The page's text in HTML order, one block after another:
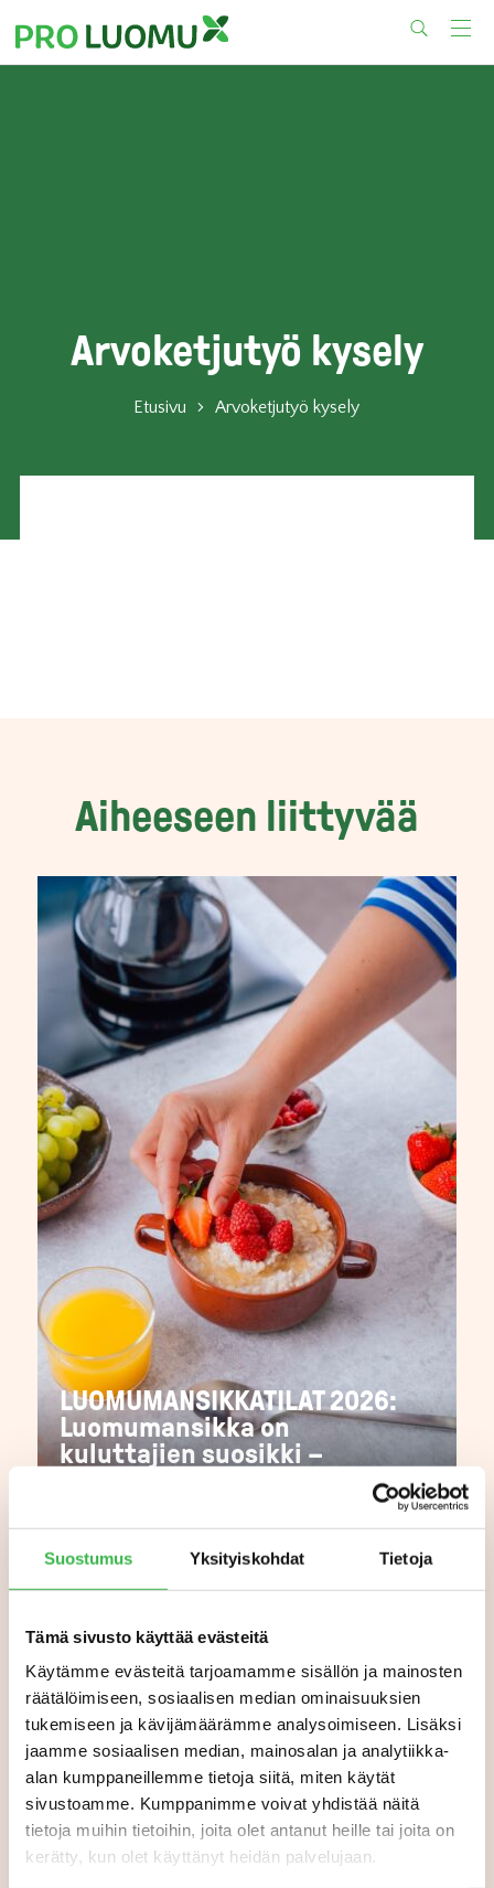
Suostumus Yksityiskohdat Tietoja
Tämä sivusto käyttää evästeitä
Käytämme evästeitä tarjoamamme sisällön ja mainosten
räätälöimiseen, sosiaalisen median ominaisuuksien
tukemiseen ja kävijämäärämme analysoimiseen. Lisäksi
jaamme sosiaalisen median, mainosalan ja analytiikka-
alan kumppaneillemme tietoja siitä, miten käytät
sivustoamme. Kumppanimme voivat yhdistää näitä
tietoja muihin tietoihin, joita olet antanut heille tai joita on
kerätty, kun olet käyttänyt heidän palvelujaan.
Arvoketjutyö kysely
Etusivu Arvoketjutyö kysely
Aiheeseen liittyvää
LUOMUMANSIKKATILAT 2026:
Luomumansikka on
kuluttajien suosikki –